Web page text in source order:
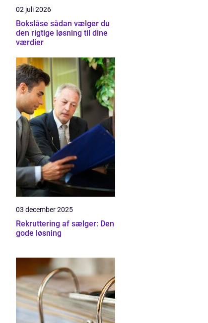
02 juli 2026
Bokslåse sådan vælger du
den rigtige løsning til dine
værdier
03 december 2025
Rekruttering af sælger: Den
gode løsning